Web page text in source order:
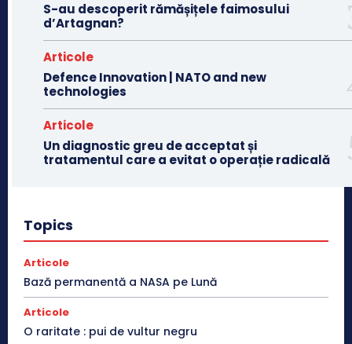
S-au descoperit rămășițele faimosului
d’Artagnan?
Articole
Defence Innovation | NATO and new
technologies
Articole
Un diagnostic greu de acceptat și
tratamentul care a evitat o operație radicală
Topics
Articole
Bază permanentă a NASA pe Lună
Articole
O raritate : pui de vultur negru